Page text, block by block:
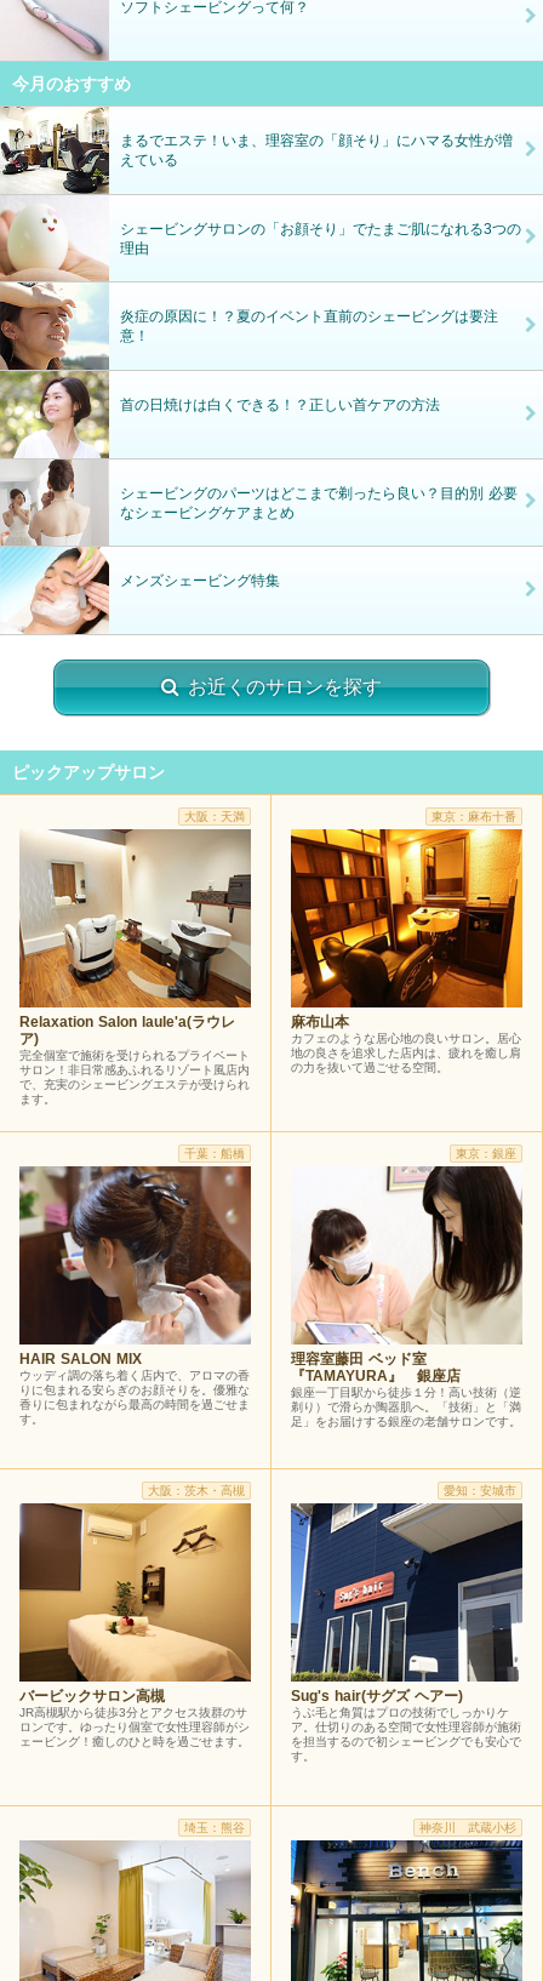
ソフトシェービングって何？
今月のおすすめ
まるでエステ！いま、理容室の「顔そり」にハマる女性が増
えている
シェービングサロンの「お顔そり」でたまご肌になれる3つの
理由
炎症の原因に！？夏のイベント直前のシェービングは要注
意！
首の日焼けは白くできる！？正しい首ケアの方法
シェービングのパーツはどこまで剃ったら良い？目的別 必要
なシェービングケアまとめ
メンズシェービング特集
お近くのサロンを探す
ピックアップサロン
大阪：天満
Relaxation Salon laule'a(ラウレ
ア)
完全個室で施術を受けられるプライベート
サロン！非日常感あふれるリゾート風店内
で、充実のシェービングエステが受けられ
ます。
東京：麻布十番
麻布山本
カフェのような居心地の良いサロン。居心
地の良さを追求した店内は、疲れを癒し肩
の力を抜いて過ごせる空間。
千葉：船橋
HAIR SALON MIX
ウッディ調の落ち着く店内で、アロマの香
りに包まれる安らぎのお顔そりを。優雅な
香りに包まれながら最高の時間を過ごせま
す。
東京：銀座
理容室藤田 ベッド室
『TAMAYURA』 銀座店
銀座一丁目駅から徒歩１分！高い技術（逆
剃り）で滑らか陶器肌へ。「技術」と「満
足」をお届けする銀座の老舗サロンです。
大阪：茨木・高槻
バービックサロン高槻
JR高槻駅から徒歩3分とアクセス抜群のサ
ロンです。ゆったり個室で女性理容師がシ
ェービング！癒しのひと時を過ごせます。
愛知：安城市
Sug's hair(サグズ ヘアー)
うぶ毛と角質はプロの技術でしっかりケ
ア。仕切りのある空間で女性理容師が施術
を担当するので初シェービングでも安心で
す。
埼玉：熊谷 神奈川 武蔵小杉